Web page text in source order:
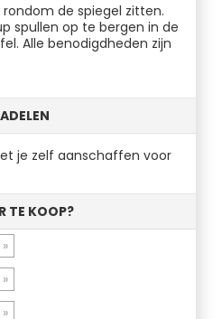
de spiegel zitten.
spullen op te bergen in de
Alle benodigdheden zijn
je zelf aanschaffen voor
TE KOOP?